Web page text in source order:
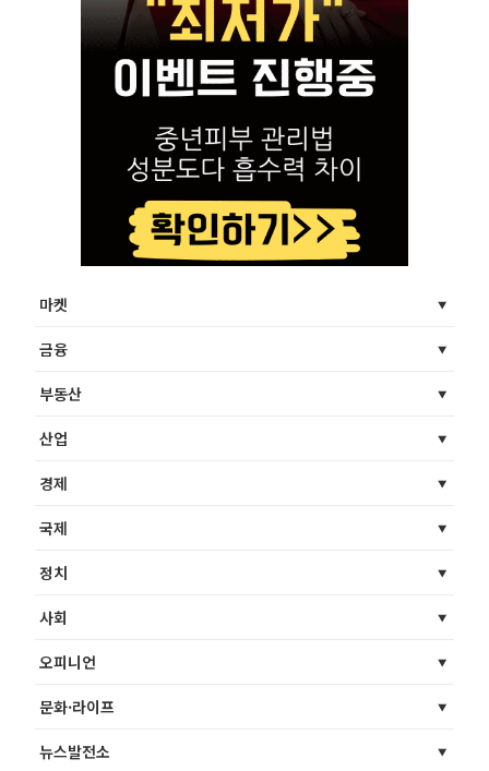
마켓
금융
부동산
산업
경제
국제
정치
사회
오피니언
문화·라이프
뉴스발전소